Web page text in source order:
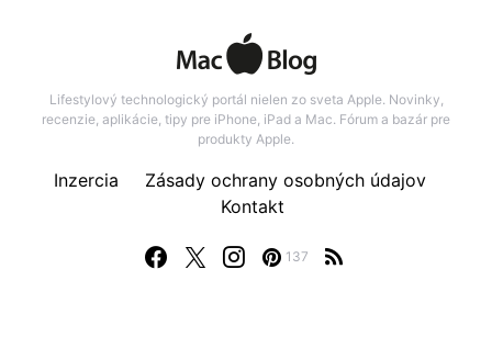
Lifestylový technologický portál nielen zo sveta Apple. Novinky,
recenzie, aplikácie, tipy pre iPhone, iPad a Mac. Fórum a bazár pre
produkty Apple.
137
Inzercia
Zásady ochrany osobných údajov
Kontakt